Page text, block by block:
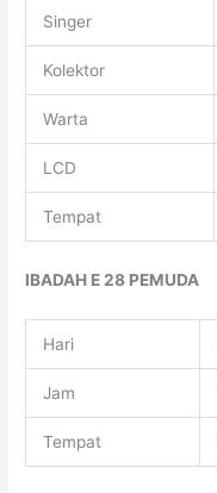
Singer
Kolektor
Warta
LCD
Tempat
IBADAH E 28 PEMUDA
Hari
Jam
Tempat